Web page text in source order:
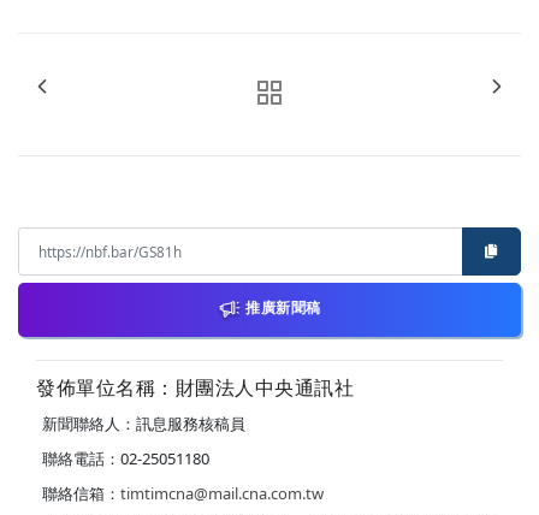
推廣新聞稿
發佈單位名稱：財團法人中央通訊社
新聞聯絡人：訊息服務核稿員
聯絡電話：02-25051180
聯絡信箱： timtimcna@mail.cna.com.tw